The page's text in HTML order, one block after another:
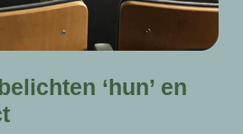
‘hun’ en